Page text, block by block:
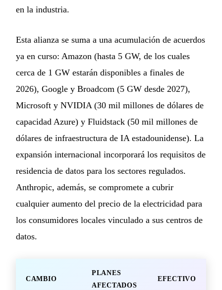
en la industria.
Esta alianza se suma a una acumulación de acuerdos
ya en curso: Amazon (hasta 5 GW, de los cuales
cerca de 1 GW estarán disponibles a finales de
2026), Google y Broadcom (5 GW desde 2027),
Microsoft y NVIDIA (30 mil millones de dólares de
capacidad Azure) y Fluidstack (50 mil millones de
dólares de infraestructura de IA estadounidense). La
expansión internacional incorporará los requisitos de
residencia de datos para los sectores regulados.
Anthropic, además, se compromete a cubrir
cualquier aumento del precio de la electricidad para
los consumidores locales vinculado a sus centros de
datos.
CAMBIO
PLANES
AFECTADOS
EFECTIVO